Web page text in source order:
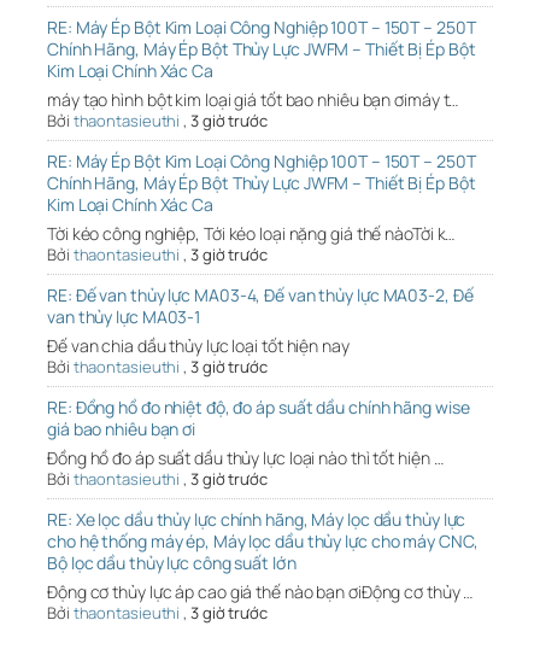
RE: Máy Ép Bột Kim Loại Công Nghiệp 100T – 150T – 250T
Chính Hãng, Máy Ép Bột Thủy Lực JWFM – Thiết Bị Ép Bột
Kim Loại Chính Xác Ca
máy tạo hình bột kim loại giá tốt bao nhiêu bạn ơimáy t…
Bởi thaontasieuthi , 3 giờ trước
RE: Máy Ép Bột Kim Loại Công Nghiệp 100T – 150T – 250T
Chính Hãng, Máy Ép Bột Thủy Lực JWFM – Thiết Bị Ép Bột
Kim Loại Chính Xác Ca
Tời kéo công nghiệp, Tới kéo loại nặng giá thế nàoTời k…
Bởi thaontasieuthi , 3 giờ trước
RE: Đế van thủy lực MA03-4, Đế van thủy lực MA03-2, Đế
van thủy lực MA03-1
Đế van chia dầu thủy lực loại tốt hiện nay
Bởi thaontasieuthi , 3 giờ trước
RE: Đồng hồ đo nhiệt độ, đo áp suất dầu chính hãng wise
giá bao nhiêu bạn ơi
Đồng hồ đo áp suất dầu thủy lực loại nào thì tốt hiện …
Bởi thaontasieuthi , 3 giờ trước
RE: Xe lọc dầu thủy lực chính hãng, Máy lọc dầu thủy lực
cho hệ thống máy ép, Máy lọc dầu thủy lực cho máy CNC,
Bộ lọc dầu thủy lực công suất lớn
Động cơ thủy lực áp cao giá thế nào bạn ơiĐộng cơ thủy …
Bởi thaontasieuthi , 3 giờ trước